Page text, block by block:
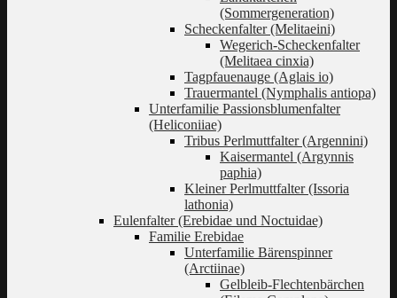
(Sommergeneration)
Scheckenfalter (Melitaeini)
Wegerich-Scheckenfalter
(Melitaea cinxia)
Tagpfauenauge (Aglais io)
Trauermantel (Nymphalis antiopa)
Unterfamilie Passionsblumenfalter
(Heliconiiae)
Tribus Perlmuttfalter (Argennini)
Kaisermantel (Argynnis
paphia)
Kleiner Perlmuttfalter (Issoria
lathonia)
Eulenfalter (Erebidae und Noctuidae)
Familie Erebidae
Unterfamilie Bärenspinner
(Arctiinae)
Gelbleib-Flechtenbärchen